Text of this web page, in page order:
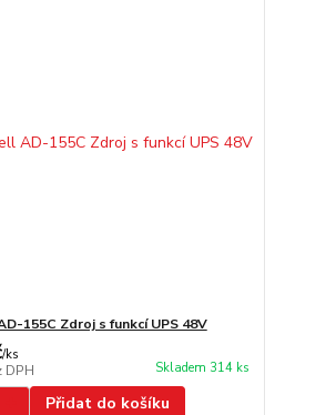
155C Zdroj s funkcí UPS 48V
/ks
DPH Skladem 314 ks
Přidat do košíku